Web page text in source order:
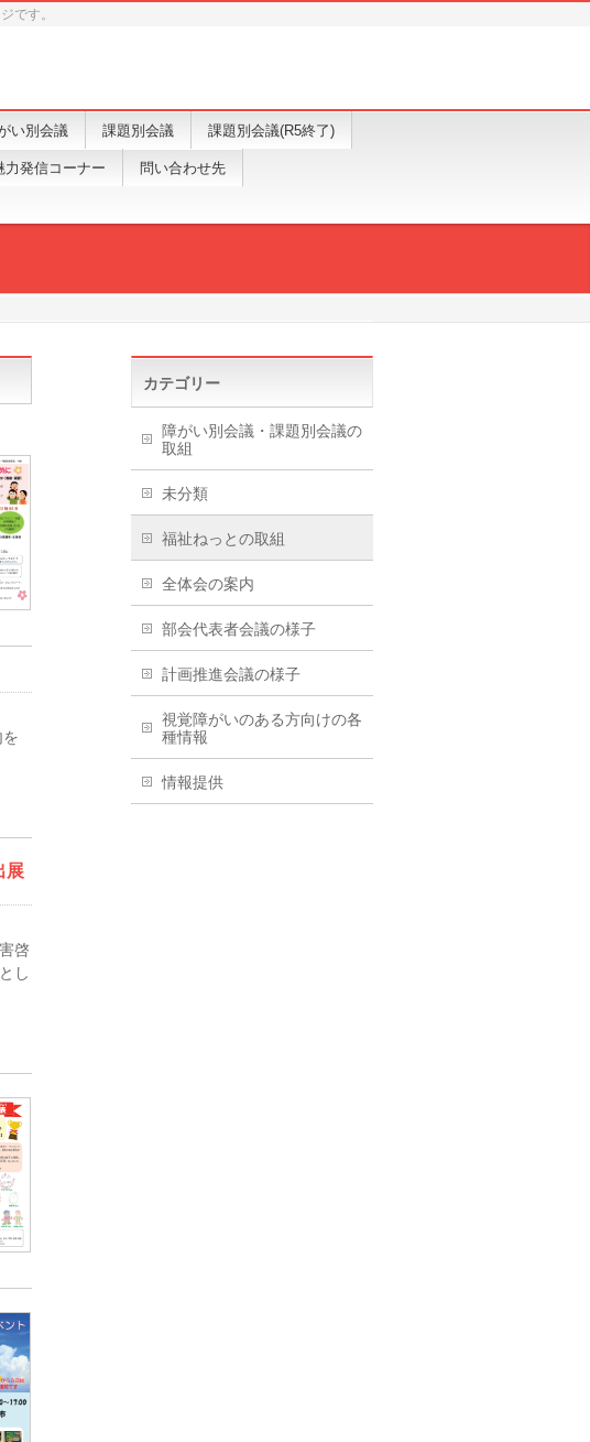
です。
い別会議 課題別会議 課題別会議(R5終了)
力発信コーナー 問い合わせ先
展
啓
し
カテゴリー
障がい別会議・課題別会議の
取組
未分類
福祉ねっとの取組
全体会の案内
部会代表者会議の様子
計画推進会議の様子
視覚障がいのある方向けの各
種情報
情報提供